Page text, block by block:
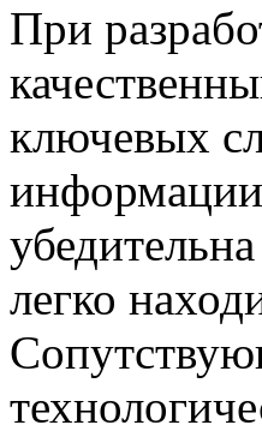
При
ключевых
легко